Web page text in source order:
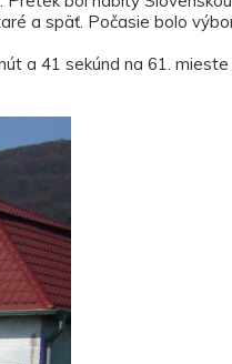
a späť. Počasie bolo
a 41 sekúnd na 61.